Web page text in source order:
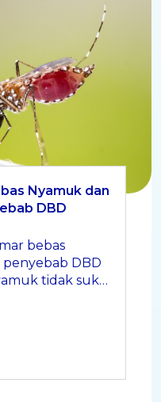
Nyamuk dan
DBD
bebas
DBD
tidak suka